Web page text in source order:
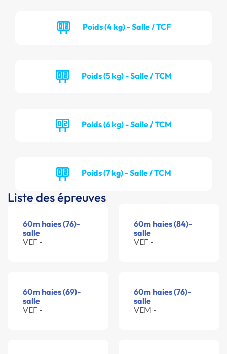
Poids (4 kg) - Salle / TCF
Poids (5 kg) - Salle / TCM
Poids (6 kg) - Salle / TCM
Poids (7 kg) - Salle / TCM
Liste des épreuves
60m haies (76)-
salle
VEF -
60m haies (84)-
salle
VEF -
60m haies (69)-
salle
VEF -
60m haies (76)-
salle
VEM -